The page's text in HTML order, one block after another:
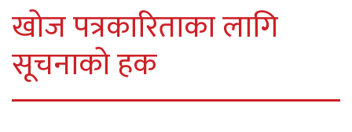
खोज पत्रकारिताका लागि
सूचनाको हक